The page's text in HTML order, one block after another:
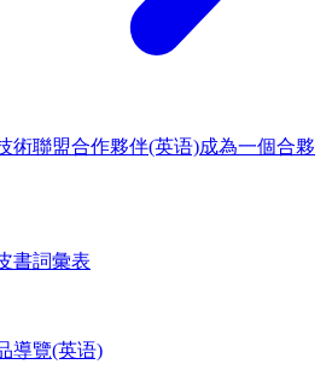
術聯盟合作夥伴(英语)成為一個合夥
書詞彙表
導覽(英语)